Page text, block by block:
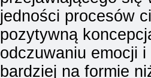
jedności procesów
pozytywną
odczuwaniu emocji
bardziej na formie